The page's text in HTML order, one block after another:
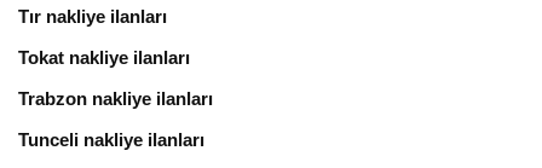
Tır nakliye ilanları
Tokat nakliye ilanları
Trabzon nakliye ilanları
Tunceli nakliye ilanları